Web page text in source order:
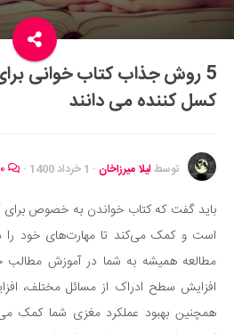
آشپزی
سفر و گردشگری
ایران گردی
جهان گردی
موفقیت و مهارت‌های فردی
سلامت
تغذیه سالم
بهداشت
بیماری و درمان
کودک و مادر
5 روش جذاب کتاب خوانی
کسل کننده می دانند
توسطلیلا میرزاخان · 1 خرداد 1400 ·
باید گفت که کتاب خواندن به خصوص
است و کمک می‌کند تا مهارت‌های خود را
مطالعه همیشه به شما در آموزش مطالب
افزایش سطح ادراک از مسائل مختلف،
همچنین بهبود عملکرد مغزی شما کمک